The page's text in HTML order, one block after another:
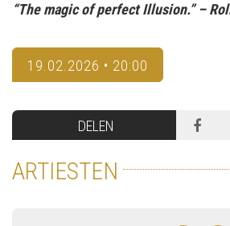
“The magic of perfect Illusion.” –
19.02.2026 • 20:00
DELEN
ARTIESTEN